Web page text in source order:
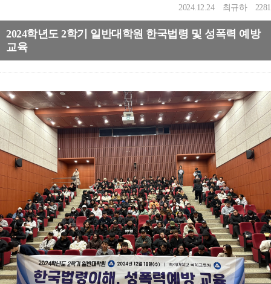
2024.12.24 최규하 2281
2024학년도 2학기 일반대학원 한국법령 및 성폭력 예방
교육